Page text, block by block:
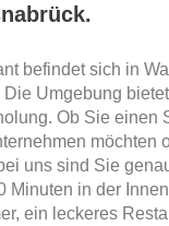
befindet sich in
Umgebung
Ob Sie einen
möchten
uns sind Sie
Minuten in der
ein leckeres